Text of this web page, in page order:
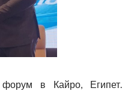
в Кайро, Египет.